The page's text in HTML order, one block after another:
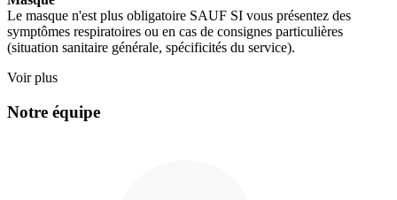
Le masque n'est plus obligatoire SAUF SI vous présentez des
symptômes respiratoires ou en cas de consignes particulières
(situation sanitaire générale, spécificités du service).
Voir plus
Notre équipe